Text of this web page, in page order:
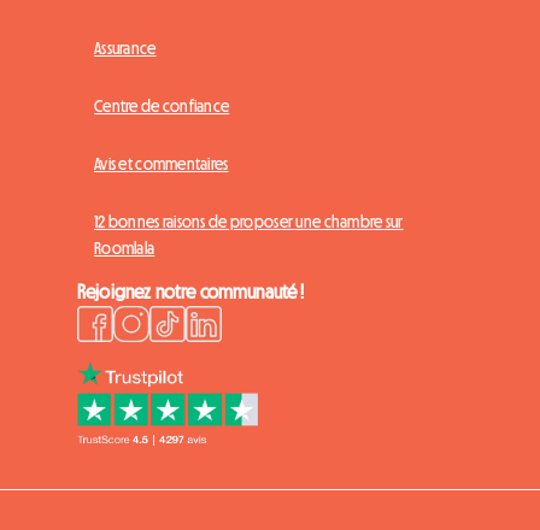
Assurance
Centre de confiance
Avis et commentaires
12 bonnes raisons de proposer une chambre sur
Roomlala
Rejoignez notre communauté !